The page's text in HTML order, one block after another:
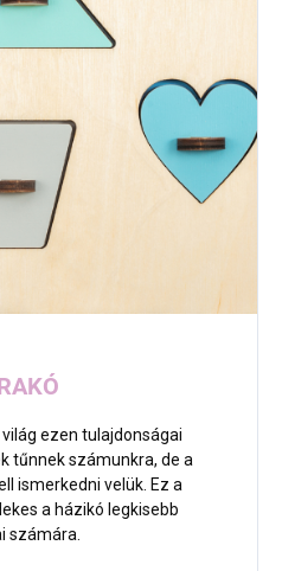
világ ezen tulajdonságai
tűnnek számunkra, de a
ismerkedni velük. Ez a
a házikó legkisebb
számára.